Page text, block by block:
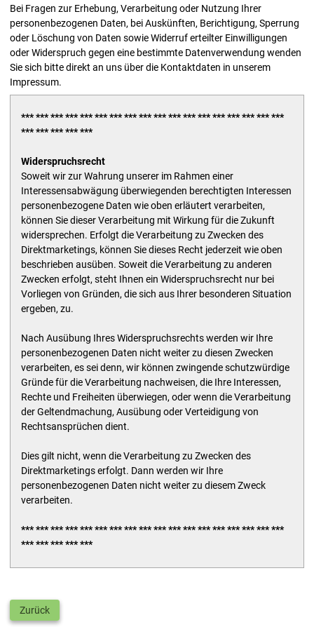
Bei Fragen zur Erhebung, Verarbeitung oder Nutzung Ihrer
personenbezogenen Daten, bei Auskünften, Berichtigung, Sperrung
oder Löschung von Daten sowie Widerruf erteilter Einwilligungen
oder Widerspruch gegen eine bestimmte Datenverwendung wenden
Sie sich bitte direkt an uns über die Kontaktdaten in unserem
Impressum.
*** *** *** *** *** *** *** *** *** *** *** *** *** *** *** *** *** ***
*** *** *** *** ***
Widerspruchsrecht
Soweit wir zur Wahrung unserer im Rahmen einer
Interessensabwägung überwiegenden berechtigten Interessen
personenbezogene Daten wie oben erläutert verarbeiten,
können Sie dieser Verarbeitung mit Wirkung für die Zukunft
widersprechen. Erfolgt die Verarbeitung zu Zwecken des
Direktmarketings, können Sie dieses Recht jederzeit wie oben
beschrieben ausüben. Soweit die Verarbeitung zu anderen
Zwecken erfolgt, steht Ihnen ein Widerspruchsrecht nur bei
Vorliegen von Gründen, die sich aus Ihrer besonderen Situation
ergeben, zu.
Nach Ausübung Ihres Widerspruchsrechts werden wir Ihre
personenbezogenen Daten nicht weiter zu diesen Zwecken
verarbeiten, es sei denn, wir können zwingende schutzwürdige
Gründe für die Verarbeitung nachweisen, die Ihre Interessen,
Rechte und Freiheiten überwiegen, oder wenn die Verarbeitung
der Geltendmachung, Ausübung oder Verteidigung von
Rechtsansprüchen dient.
Dies gilt nicht, wenn die Verarbeitung zu Zwecken des
Direktmarketings erfolgt. Dann werden wir Ihre
personenbezogenen Daten nicht weiter zu diesem Zweck
verarbeiten.
*** *** *** *** *** *** *** *** *** *** *** *** *** *** *** *** *** ***
*** *** *** *** ***
Zurück